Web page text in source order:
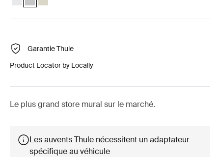
Garantie Thule
Product Locator by Locally
Le plus grand store mural sur le marché.
Les auvents Thule nécessitent un adaptateur
spécifique au véhicule